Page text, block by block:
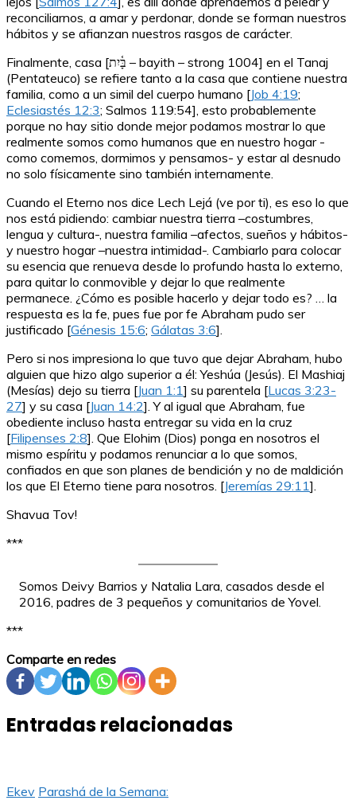
reconciliarnos, a amar y perdonar, donde se forman nuestros
hábitos y se afianzan nuestros rasgos de carácter.
Finalmente, casa [בָּ֫יִת – bayith – strong 1004] en el Tanaj
(Pentateuco) se refiere tanto a la casa que contiene nuestra
familia, como a un simil del cuerpo humano [Job 4:19;
Eclesiastés 12:3; Salmos 119:54], esto probablemente
porque no hay sitio donde mejor podamos mostrar lo que
realmente somos como humanos que en nuestro hogar -
como comemos, dormimos y pensamos- y estar al desnudo
no solo físicamente sino también internamente.
Cuando el Eterno nos dice Lech Lejá (ve por ti), es eso lo que
nos está pidiendo: cambiar nuestra tierra –costumbres,
lengua y cultura-, nuestra familia –afectos, sueños y hábitos-
y nuestro hogar –nuestra intimidad-. Cambiarlo para colocar
su esencia que renueva desde lo profundo hasta lo externo,
para quitar lo conmovible y dejar lo que realmente
permanece. ¿Cómo es posible hacerlo y dejar todo es? … la
respuesta es la fe, pues fue por fe Abraham pudo ser
justificado [Génesis 15:6; Gálatas 3:6].
Pero si nos impresiona lo que tuvo que dejar Abraham, hubo
alguien que hizo algo superior a él: Yeshúa (Jesús). El Mashiaj
(Mesías) dejo su tierra [Juan 1:1] su parentela [Lucas 3:23-
27] y su casa [Juan 14:2]. Y al igual que Abraham, fue
obediente incluso hasta entregar su vida en la cruz
[Filipenses 2:8]. Que Elohim (Dios) ponga en nosotros el
mismo espíritu y podamos renunciar a lo que somos,
confiados en que son planes de bendición y no de maldición
los que El Eterno tiene para nosotros. [Jeremías 29:11].
Shavua Tov!
***
Somos Deivy Barrios y Natalia Lara, casados desde el
2016, padres de 3 pequeños y comunitarios de Yovel.
***
Comparte en redes
Entradas relacionadas
Ekev Parashá de la Semana: